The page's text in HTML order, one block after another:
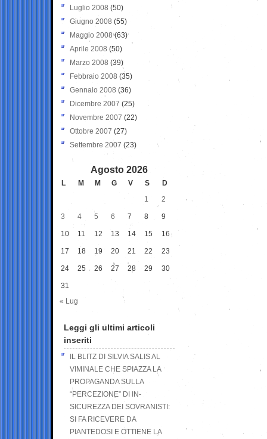
Luglio 2008 (50)
Giugno 2008 (55)
Maggio 2008(63)
Aprile 2008 (50)
Marzo 2008 (39)
Febbraio 2008 (35)
Gennaio 2008 (36)
Dicembre 2007 (25)
Novembre 2007 (22)
Ottobre 2007 (27)
Settembre 2007 (23)
Agosto 2026
L M M G V S
D
1
2
3 4 5 6 7 8 9
10 11 12 13 14 15 16
17 18 19 20 21 22 23
24 25 26 27 28 29 30
31
« Lug
Leggi gli ultimi articoli
inseriti
IL BLITZ DI SILVIA SALIS AL
VIMINALE CHE SPIAZZA LA
PROPAGANDA SULLA
“PERCEZIONE” DI IN-
SICUREZZA DEI SOVRANISTI:
SI FA RICEVERE DA
PIANTEDOSI E OTTIENE LA